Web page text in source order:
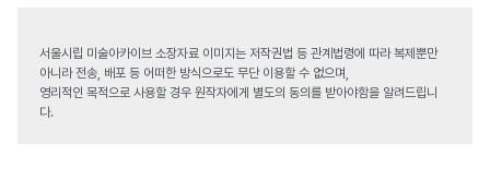
서울시립 미술아카이브 소장자료 이미지는 저작권법 등 관계법령에 따라 복제뿐만
아니라 전송, 배포 등 어떠한 방식으로도 무단 이용할 수 없으며,
영리적인 목적으로 사용할 경우 원작자에게 별도의 동의를 받아야함을 알려드립니
다.